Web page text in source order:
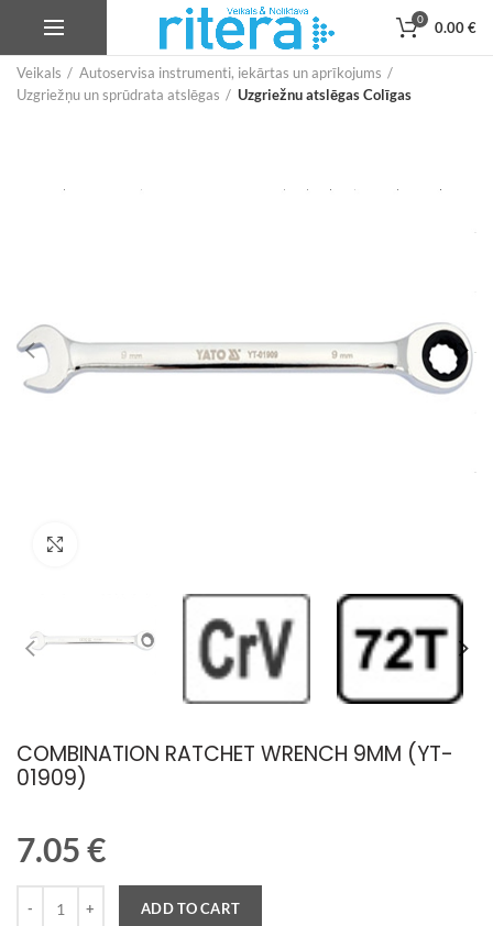
0 0.00€
Veikals
Autoservisa instrumenti, iekārtas un aprīkojums
Uzgriežņu un sprūdrata atslēgas
Uzgriežnu atslēgas Colīgas
COMBINATION RATCHET WRENCH 9MM (YT-
01909)
7.05€
ADD TO CART